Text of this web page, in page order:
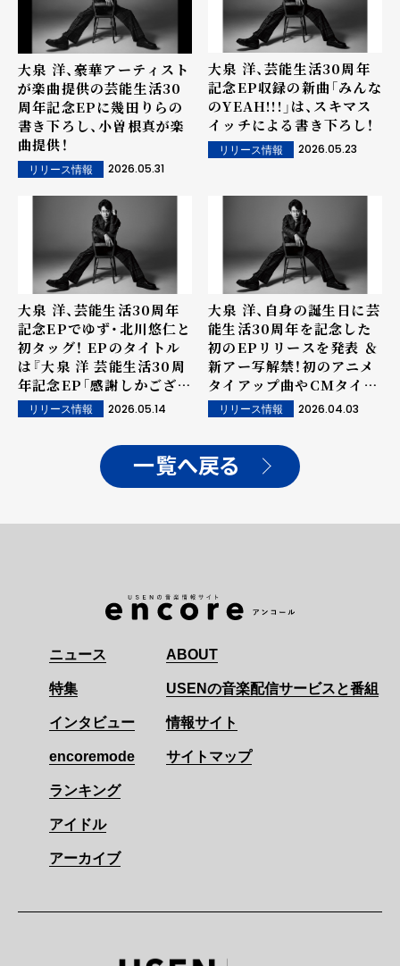
大泉 洋、豪華アーティスト
が楽曲提供の芸能生活30
周年記念EPに幾田りらの
書き下ろし、小曽根真が楽
曲提供！
リリース情報 2026.05.31
大泉 洋、芸能生活30周年
記念EP収録の新曲「みんな
のYEAH!!!」は、スキマス
イッチによる書き下ろし！
リリース情報 2026.05.23
大泉 洋、芸能生活30周年
記念EPでゆず・北川悠仁と
初タッグ！ EPのタイトル
は『大泉 洋 芸能生活30周
年記念EP「感謝しかござい
ません」』に決定！
リリース情報 2026.05.14
大泉 洋、自身の誕生日に芸
能生活30周年を記念した
初のEPリリースを発表 ＆
新アー写解禁！初のアニメ
タイアップ曲やCMタイア
ップ曲を含む全6曲を収録
予定。 5月からのアリーナ
ツアーのチケット一般発売
もいよいよスタート！
リリース情報 2026.04.03
一覧へ戻る
ニュース
特集
インタビュー
encoremode
ランキング
アイドル
アーカイブ
ABOUT
USENの音楽配信サービスと番組
情報サイト
サイトマップ